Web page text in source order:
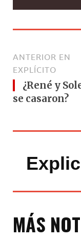
ANTERIOR EN
EXPLÍCITO
¿René y
se casaron?
MÁS